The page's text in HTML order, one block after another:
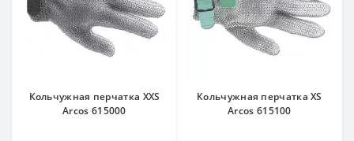
Кольчужная перчатка ХХS
Arcos 615000
Кольчужная перчатка ХS
Arcos 615100